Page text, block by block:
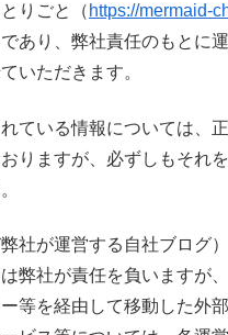
りごと（ https://mermaid-
あり、弊社責任のもとに
いただきます。
ている情報については、
りますが、必ずしもそれ
社が運営する自社ブログ
弊社が責任を負いますが
等を経由して移動した外